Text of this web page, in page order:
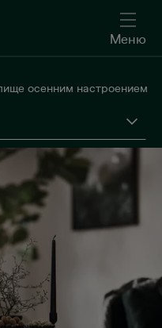
Меню
осенним настроением